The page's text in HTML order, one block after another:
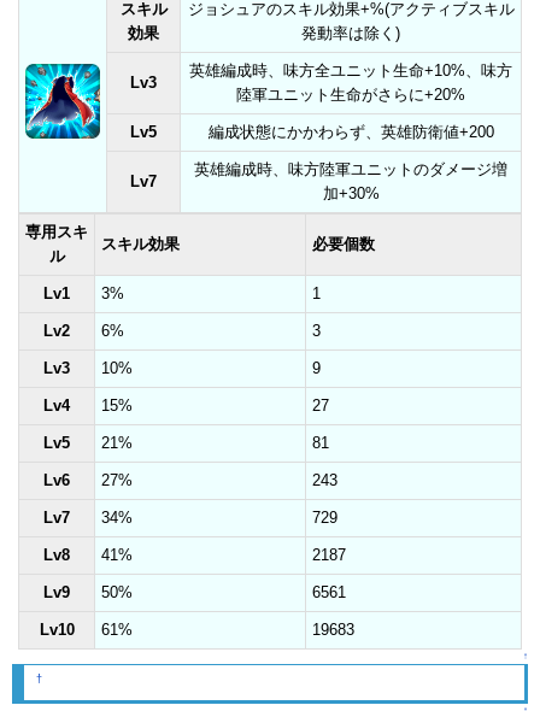
スキル
効果
ジョシュアのスキル効果+%(アクティブスキル
発動率は除く)
Lv3
英雄編成時、味方全ユニット生命+10%、味方
陸軍ユニット生命がさらに+20%
Lv5 編成状態にかかわらず、英雄防衛値+200
Lv7
英雄編成時、味方陸軍ユニットのダメージ増
加+30%
専用スキ
ル
スキル効果 必要個数
Lv1 3% 1
Lv2 6% 3
Lv3 10% 9
Lv4 15% 27
Lv5 21% 81
Lv6 27% 243
Lv7 34% 729
Lv8 41% 2187
Lv9 50% 6561
Lv10 61% 19683
↑
†